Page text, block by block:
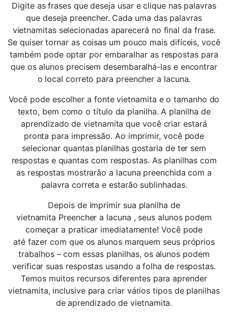
Digite as frases que deseja usar e clique nas palavras
que deseja preencher. Cada uma das palavras
vietnamitas selecionadas aparecerá no final da frase.
Se quiser tornar as coisas um pouco mais difíceis, você
também pode optar por embaralhar as respostas para
que os alunos precisem desembaralhá-las e encontrar
o local correto para preencher a lacuna.
Você pode escolher a fonte vietnamita e o tamanho do
texto, bem como o título da planilha. A planilha de
aprendizado de vietnamita que você criar estará
pronta para impressão. Ao imprimir, você pode
selecionar quantas planilhas gostaria de ter sem
respostas e quantas com respostas. As planilhas com
as respostas mostrarão a lacuna preenchida com a
palavra correta e estarão sublinhadas.
Depois de imprimir sua planilha de
vietnamita Preencher a lacuna , seus alunos podem
começar a praticar imediatamente! Você pode
até fazer com que os alunos marquem seus próprios
trabalhos – com essas planilhas, os alunos podem
verificar suas respostas usando a folha de respostas.
Temos muitos recursos diferentes para aprender
vietnamita, inclusive para criar vários tipos de planilhas
de aprendizado de vietnamita.